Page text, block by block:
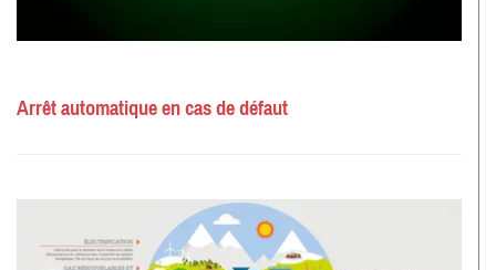
Arrêt automatique en cas de défaut